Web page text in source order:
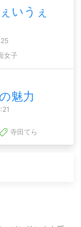
いうぇ
女子
魅力
寺田てら